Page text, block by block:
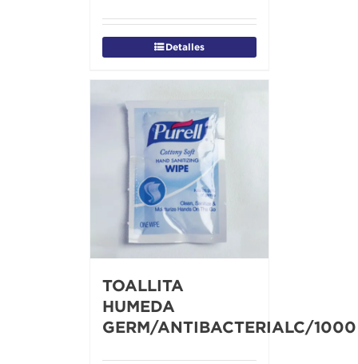
Detalles
TOALLITA
HUMEDA
GERM/ANTIBACTERIALC/1000